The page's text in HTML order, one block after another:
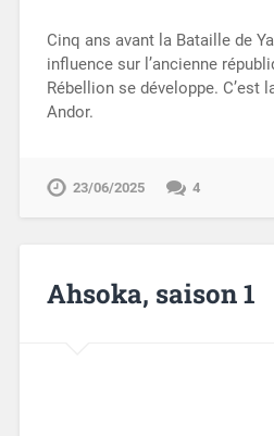
Cinq ans avant la Bataille de
influence sur l’ancienne
Rébellion se développe. C’est
Andor.
23/06/2025 4
Ahsoka, saison 1